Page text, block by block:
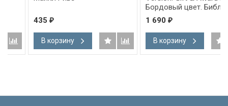
₽
В корзину
Бордовый цвет. Библия
Короля Иакова на
английском языке.
Словарь, карты, закладка,
подарочная вкладка, слова
Иисуса выделены красным
1 690
В корзину